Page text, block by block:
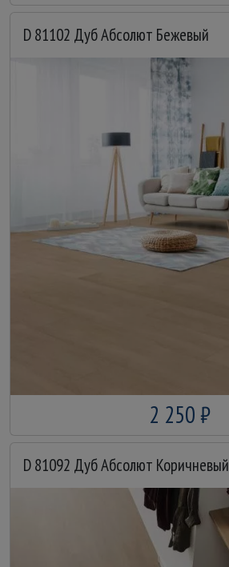
D 81102 Дуб Абсолют Бежевый
2 250 ₽
D 81092 Дуб Абсолют Коричневый